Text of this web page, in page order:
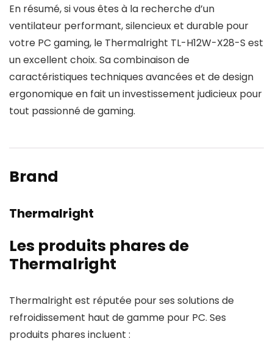
En résumé, si vous êtes à la recherche d’un
ventilateur performant, silencieux et durable pour
votre PC gaming, le Thermalright TL-H12W-X28-S est
un excellent choix. Sa combinaison de
caractéristiques techniques avancées et de design
ergonomique en fait un investissement judicieux pour
tout passionné de gaming.
Brand
Thermalright
Les produits phares de
Thermalright
Thermalright est réputée pour ses solutions de
refroidissement haut de gamme pour PC. Ses
produits phares incluent :